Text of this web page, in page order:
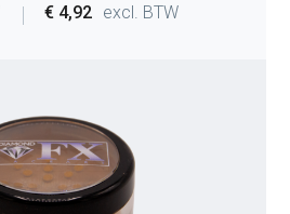
€ 4,92 excl. BTW